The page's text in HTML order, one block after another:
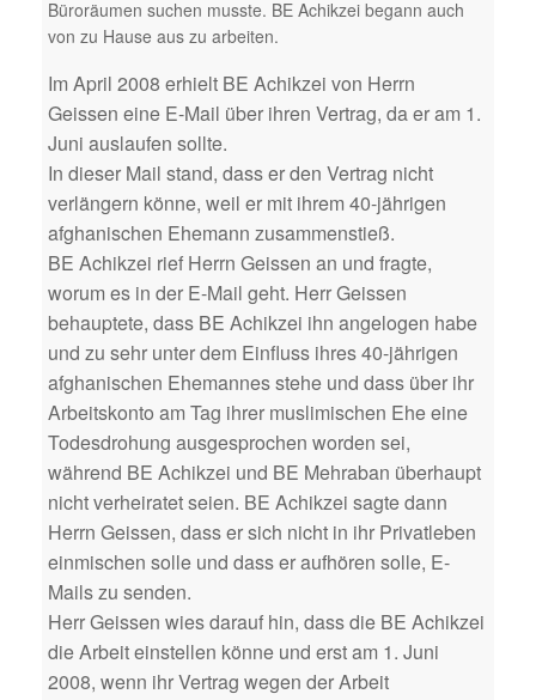
Büroräumen suchen musste. BE Achikzei begann auch
von zu Hause aus zu arbeiten.
Im April 2008 erhielt BE Achikzei von Herrn
Geissen eine E-Mail über ihren Vertrag, da er am 1.
Juni auslaufen sollte.
In dieser Mail stand, dass er den Vertrag nicht
verlängern könne, weil er mit ihrem 40-jährigen
afghanischen Ehemann zusammenstieß.
BE Achikzei rief Herrn Geissen an und fragte,
worum es in der E-Mail geht. Herr Geissen
behauptete, dass BE Achikzei ihn angelogen habe
und zu sehr unter dem Einfluss ihres 40-jährigen
afghanischen Ehemannes stehe und dass über ihr
Arbeitskonto am Tag ihrer muslimischen Ehe eine
Todesdrohung ausgesprochen worden sei,
während BE Achikzei und BE Mehraban überhaupt
nicht verheiratet seien. BE Achikzei sagte dann
Herrn Geissen, dass er sich nicht in ihr Privatleben
einmischen solle und dass er aufhören solle, E-
Mails zu senden.
Herr Geissen wies darauf hin, dass die BE Achikzei
die Arbeit einstellen könne und erst am 1. Juni
2008, wenn ihr Vertrag wegen der Arbeit